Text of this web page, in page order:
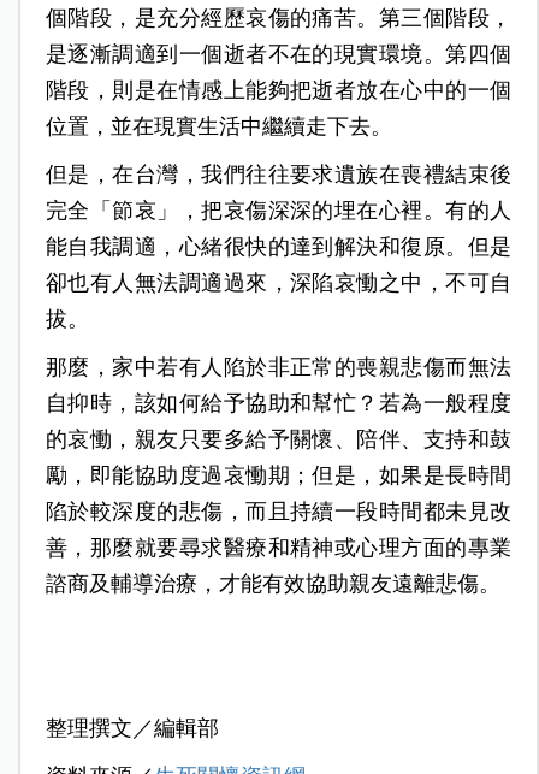
個階段，是充分經歷哀傷的痛苦。第三個階段，
是逐漸調適到一個逝者不在的現實環境。第四個
階段，則是在情感上能夠把逝者放在心中的一個
位置，並在現實生活中繼續走下去。
但是，在台灣，我們往往要求遺族在喪禮結束後
完全「節哀」，把哀傷深深的埋在心裡。有的人
能自我調適，心緒很快的達到解決和復原。但是
卻也有人無法調適過來，深陷哀慟之中，不可自
拔。
那麼，家中若有人陷於非正常的喪親悲傷而無法
自抑時，該如何給予協助和幫忙？若為一般程度
的哀慟，親友只要多給予關懷、陪伴、支持和鼓
勵，即能協助度過哀慟期；但是，如果是長時間
陷於較深度的悲傷，而且持續一段時間都未見改
善，那麼就要尋求醫療和精神或心理方面的專業
諮商及輔導治療，才能有效協助親友遠離悲傷。
整理撰文／編輯部